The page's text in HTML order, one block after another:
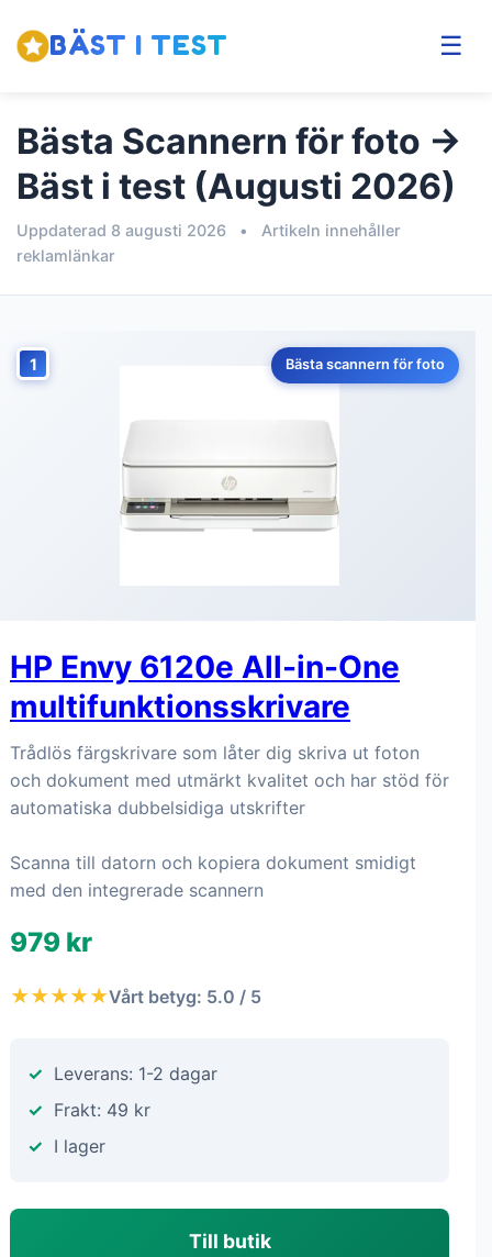
BÄST I TEST ☰
Bästa Scannern för foto →
Bäst i test (Augusti 2026)
Uppdaterad 8 augusti 2026 •
Artikeln innehåller
reklamlänkar
1 Bästa scannern för foto
HP Envy 6120e All-in-One
multifunktionsskrivare
Trådlös färgskrivare som låter dig skriva ut foton
och dokument med utmärkt kvalitet och har stöd för
automatiska dubbelsidiga utskrifter
Scanna till datorn och kopiera dokument smidigt
med den integrerade scannern
979 kr
★★★★★Vårt betyg: 5.0 / 5
Leverans: 1-2 dagar
Frakt: 49 kr
I lager
Till butik